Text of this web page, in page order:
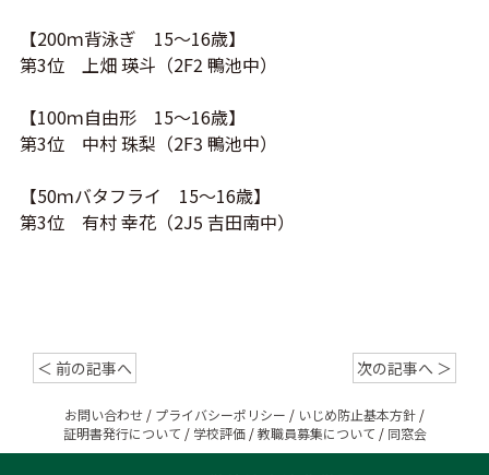
【200ｍ背泳ぎ 15～16歳】
第3位 上畑 瑛斗（2F2 鴨池中）
【100ｍ自由形 15～16歳】
第3位 中村 珠梨（2F3 鴨池中）
【50ｍバタフライ 15～16歳】
第3位 有村 幸花（2J5 吉田南中）
＜ 前の記事へ 次の記事へ ＞
お問い合わせ / プライバシーポリシー / いじめ防止基本方針 /
証明書発行について / 学校評価/教職員募集について / 同窓会